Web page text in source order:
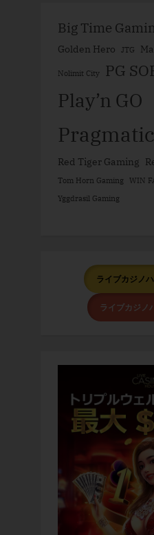
Big Time
Golden Hero JTG
Nolimit City PG
Play’n GO
Red Tiger Gaming
Tom Horn Gaming WIN
Yggdrasil Gaming
ライブカジノ
ライブカジノ